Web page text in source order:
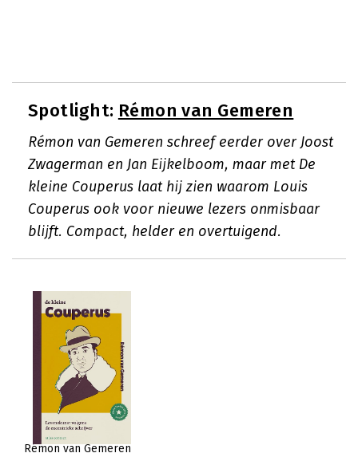
Spotlight: Rémon van Gemeren
Rémon van Gemeren schreef eerder over Joost
Zwagerman en Jan Eijkelboom, maar met De
kleine Couperus laat hij zien waarom Louis
Couperus ook voor nieuwe lezers onmisbaar
blijft. Compact, helder en overtuigend.
Rémon van Gemeren